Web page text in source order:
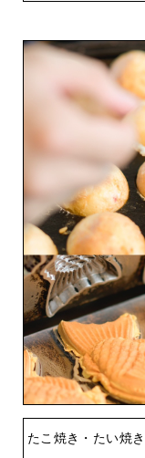
たこ焼き・たい焼